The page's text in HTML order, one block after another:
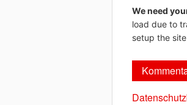
We need
load due to
setup the